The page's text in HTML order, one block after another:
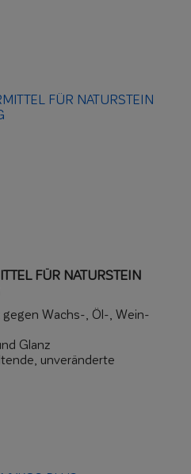
FÜR NATURSTEIN
Wachs-, Öl-, Wein-
Glanz
unveränderte